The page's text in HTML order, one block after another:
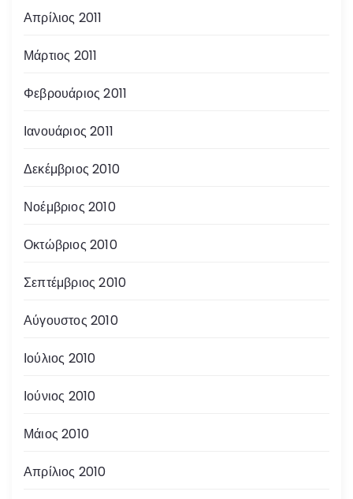
Απρίλιος 2011
Μάρτιος 2011
Φεβρουάριος 2011
Ιανουάριος 2011
Δεκέμβριος 2010
Νοέμβριος 2010
Οκτώβριος 2010
Σεπτέμβριος 2010
Αύγουστος 2010
Ιούλιος 2010
Ιούνιος 2010
Μάιος 2010
Απρίλιος 2010